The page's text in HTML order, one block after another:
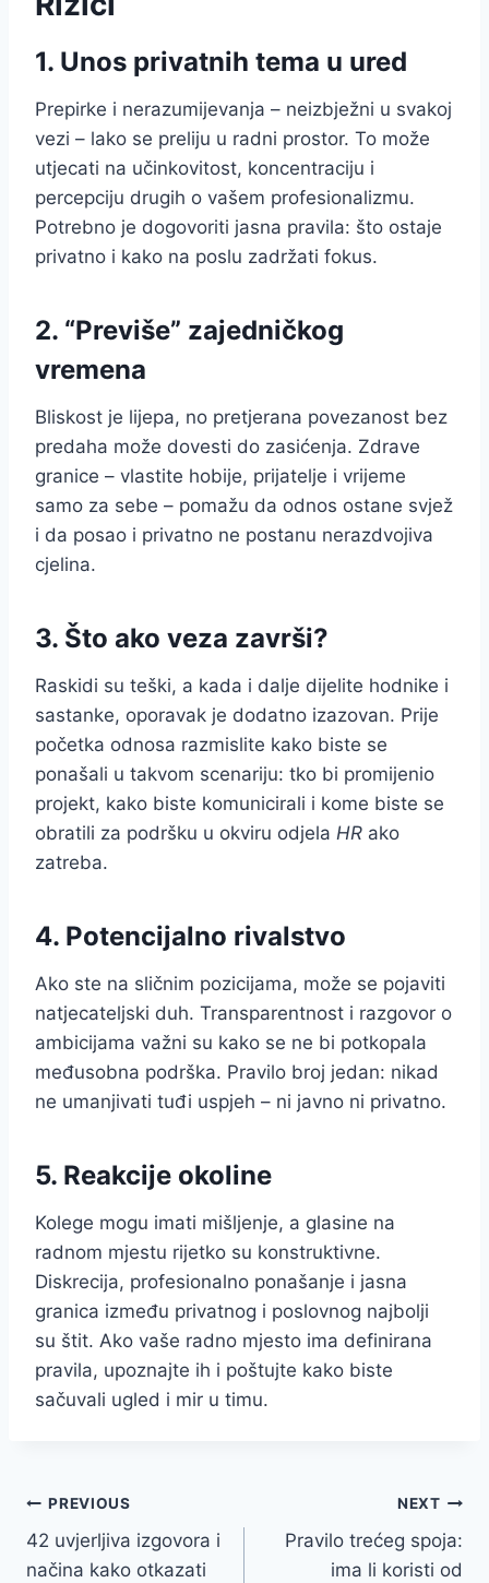
1. Unos privatnih tema u ured
Prepirke i nerazumijevanja – neizbježni u svakoj
vezi – lako se preliju u radni prostor. To može
utjecati na učinkovitost, koncentraciju i
percepciju drugih o vašem profesionalizmu.
Potrebno je dogovoriti jasna pravila: što ostaje
privatno i kako na poslu zadržati fokus.
2. “Previše” zajedničkog
vremena
Bliskost je lijepa, no pretjerana povezanost bez
predaha može dovesti do zasićenja. Zdrave
granice – vlastite hobije, prijatelje i vrijeme
samo za sebe – pomažu da odnos ostane svjež
i da posao i privatno ne postanu nerazdvojiva
cjelina.
3. Što ako veza završi?
Raskidi su teški, a kada i dalje dijelite hodnike i
sastanke, oporavak je dodatno izazovan. Prije
početka odnosa razmislite kako biste se
ponašali u takvom scenariju: tko bi promijenio
projekt, kako biste komunicirali i kome biste se
obratili za podršku u okviru odjela HR ako
zatreba.
4. Potencijalno rivalstvo
Ako ste na sličnim pozicijama, može se pojaviti
natjecateljski duh. Transparentnost i razgovor o
ambicijama važni su kako se ne bi potkopala
međusobna podrška. Pravilo broj jedan: nikad
ne umanjivati tuđi uspjeh – ni javno ni privatno.
5. Reakcije okoline
Kolege mogu imati mišljenje, a glasine na
radnom mjestu rijetko su konstruktivne.
Diskrecija, profesionalno ponašanje i jasna
granica između privatnog i poslovnog najbolji
su štit. Ako vaše radno mjesto ima definirana
pravila, upoznajte ih i poštujte kako biste
sačuvali ugled i mir u timu.
Post
navigation
PREVIOUS
42 uvjerljiva izgovora i
načina kako otkazati
NEXT
Pravilo trećeg spoja:
ima li koristi od